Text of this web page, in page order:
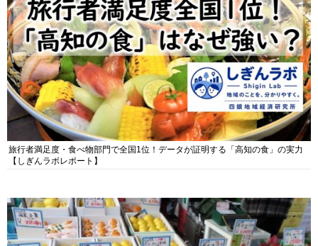
旅行者満足度・食べ物部門で全国1位！データが証明する「高知の食」の実力
【しぎんラボレポート】